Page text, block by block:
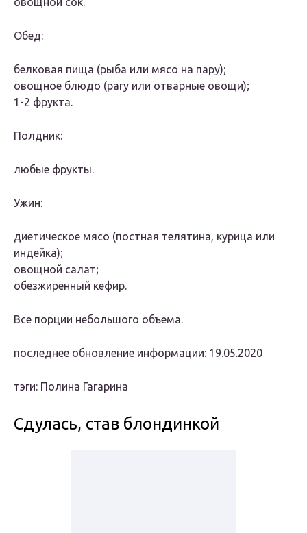
Обед:
белковая пища (рыба или мясо на пару);
овощное блюдо (рагу или отварные овощи);
1-2 фрукта.
Полдник:
любые фрукты.
Ужин:
диетическое мясо (постная телятина, курица или
индейка);
овощной салат;
обезжиренный кефир.
Все порции небольшого объема.
последнее обновление информации: 19.05.2020
тэги: Полина Гагарина
Сдулась, став блондинкой